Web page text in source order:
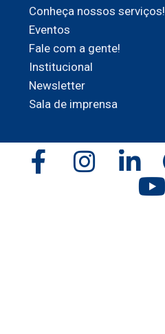
Conheça nossos serviços!
Eventos
Fale com a gente!
Institucional
Newsletter
Sala de imprensa